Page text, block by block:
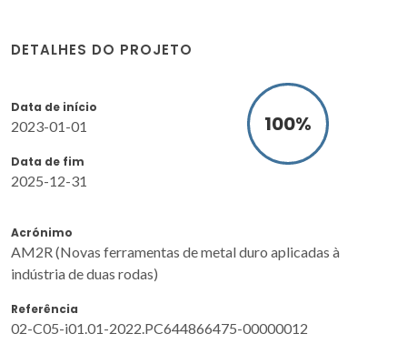
DETALHES DO PROJETO
Data de início
2023-01-01
Data de fim
2025-12-31
100%
Acrónimo
AM2R (Novas ferramentas de metal duro aplicadas à
indústria de duas rodas)
Referência
02-C05-i01.01-2022.PC644866475-00000012